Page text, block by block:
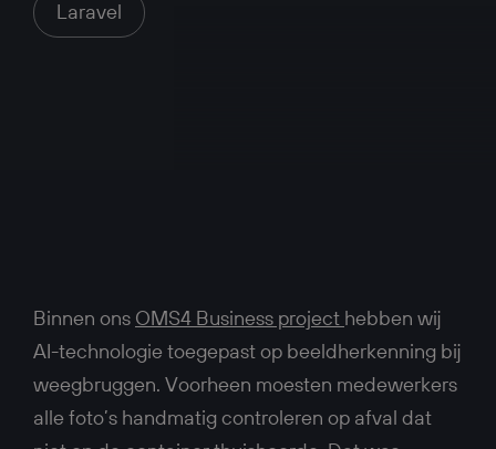
Laravel
Binnen ons OMS4 Business project hebben wij
AI-technologie toegepast op beeldherkenning bij
weegbruggen. Voorheen moesten medewerkers
alle foto’s handmatig controleren op afval dat